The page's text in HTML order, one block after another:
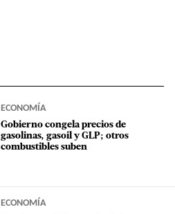
ECONOMÍA
Gobierno congela precios de
gasolinas, gasoil y GLP; otros
combustibles suben
ECONOMÍA